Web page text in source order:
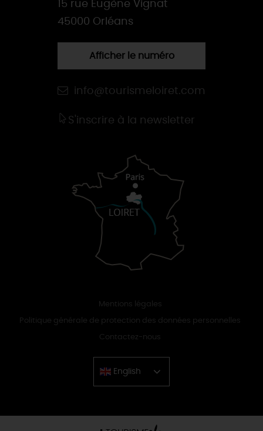
15 rue Eugène Vignat
45000 Orléans
Afficher le numéro
info@tourismeloiret.com
S'inscrire à la newsletter
Mentions légales
Politique générale de protection des données personnelles
Contactez-nous
English
Chinese